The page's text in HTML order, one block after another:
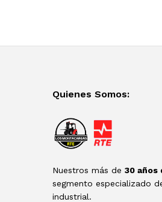
Quienes Somos:
Nuestros más de 30 años
segmento especializado
industrial.